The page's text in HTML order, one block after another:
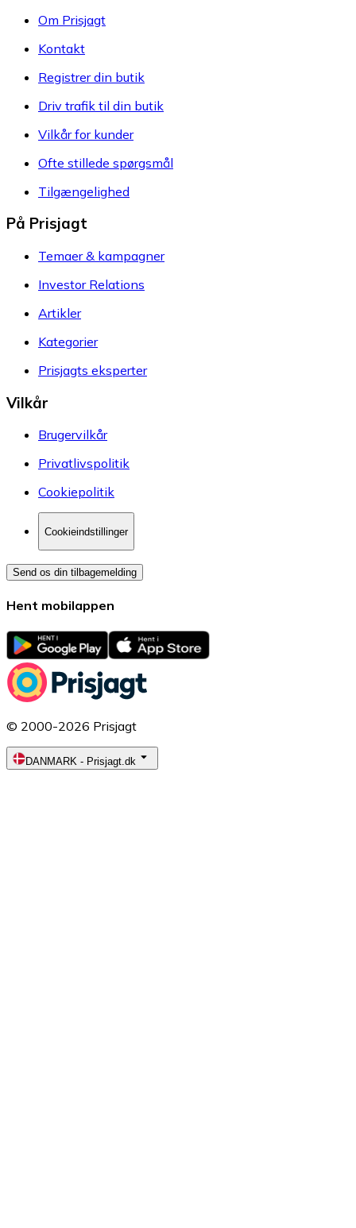
Om Prisjagt
Kontakt
Registrer din butik
Driv trafik til din butik
Vilkår for kunder
Ofte stillede spørgsmål
Tilgængelighed
På Prisjagt
Temaer & kampagner
Investor Relations
Artikler
Kategorier
Prisjagts eksperter
Vilkår
Brugervilkår
Privatlivspolitik
Cookiepolitik
Cookieindstillinger
Send os din tilbagemelding
Hent mobilappen
© 2000-2026 Prisjagt
DANMARK - Prisjagt.dk